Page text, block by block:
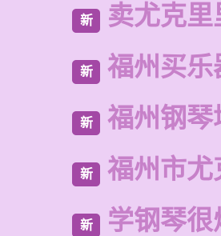
新 卖尤克
新 福州买乐
新 福州钢琴
新 福州市尤
新 学钢琴很